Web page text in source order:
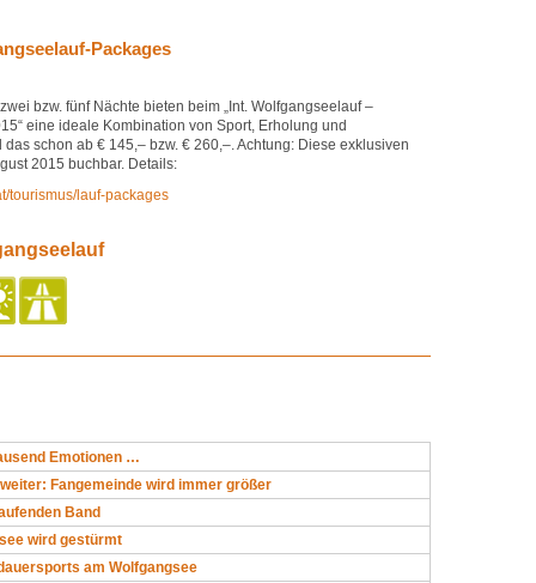
bzw. fünf Nächte bieten beim „Int. Wolfgangseelauf –
eine ideale Kombination von Sport, Erholung und
schon ab € 145,– bzw. € 260,–. Achtung: Diese exklusiven
2015 buchbar. Details:
tourismus/lauf‐packages
Emotionen …
Fangemeinde wird immer größer
Band
wird gestürmt
am Wolfgangsee